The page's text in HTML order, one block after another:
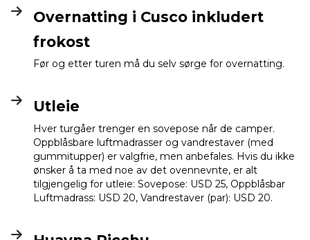
Overnatting i Cusco inkludert
frokost
Før og etter turen må du selv sørge for overnatting.
Utleie
Hver turgåer trenger en sovepose når de camper.
Oppblåsbare luftmadrasser og vandrestaver (med
gummitupper) er valgfrie, men anbefales. Hvis du ikke
ønsker å ta med noe av det ovennevnte, er alt
tilgjengelig for utleie: Sovepose: USD 25, Oppblåsbar
Luftmadrass: USD 20, Vandrestaver (par): USD 20.